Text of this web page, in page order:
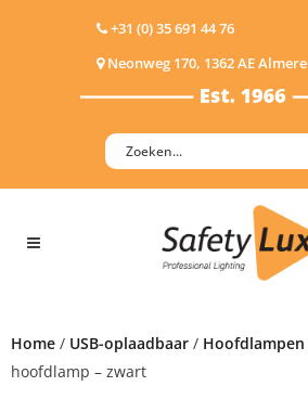
+31 (0) 35 691 44 76
Neonweg 170, 1362 AE Almere
Home / USB-oplaadbaar / Hoofdlampen
hoofdlamp – zwart